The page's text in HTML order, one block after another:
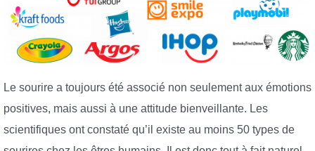
Le sourire a toujours été associé non seulement aux émotions
positives, mais aussi à une attitude bienveillante. Les
scientifiques ont constaté qu’il existe au moins 50 types de